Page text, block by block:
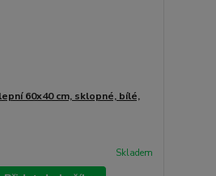
60x40 cm, sklopné, bílé,
Skladem